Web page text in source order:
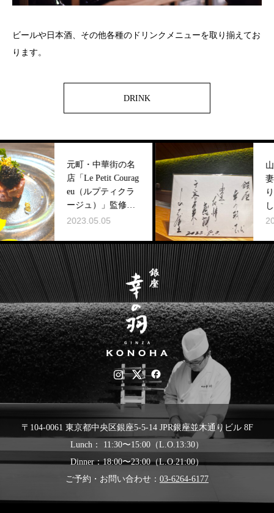
ビールや日本酒、その他各種のドリンクメニューを取り揃えてお
ります。
DRINK
元町・中華街の名
店「Le Petit Courag
eu（ルプティクラ
ージュ）」監修の
メニュー
2023.05.05
山本譲二様ご夫
妻、ご来店誠にあ
りがとうございま
した。
2023.05.08
〒104-0061 東京都中央区銀座5-5-14 JPR銀座並木通りビル 8F
Lunch： 11:30〜15:00（L.O.13:30）
Dinner：18:00〜23:00（L.O.21:00）
ご予約・お問い合わせ： 03-6264-6177